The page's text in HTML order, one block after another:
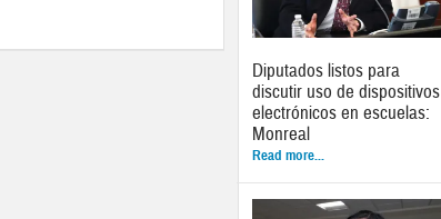
Diputados listos para
discutir uso de dispositivos
electrónicos en escuelas:
Monreal
Read more...